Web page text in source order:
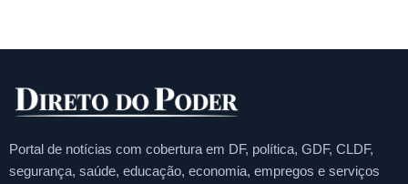
Portal de notícias com cobertura em DF, política, GDF, CLDF,
segurança, saúde, educação, economia, empregos e serviços